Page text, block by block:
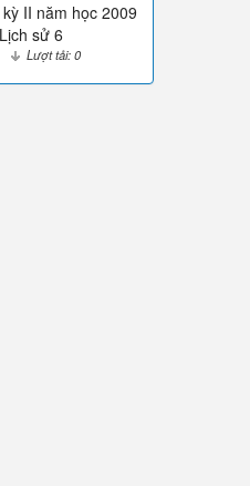
II năm học 2009
sử 6
Lượt tải: 0